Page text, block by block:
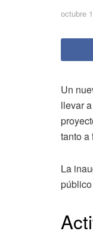
octubre
Un
llevar
tanto a
La